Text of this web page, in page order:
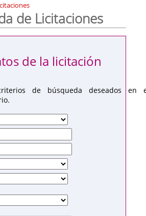
de Licitaciones
de búsqueda deseados en
de la licitación